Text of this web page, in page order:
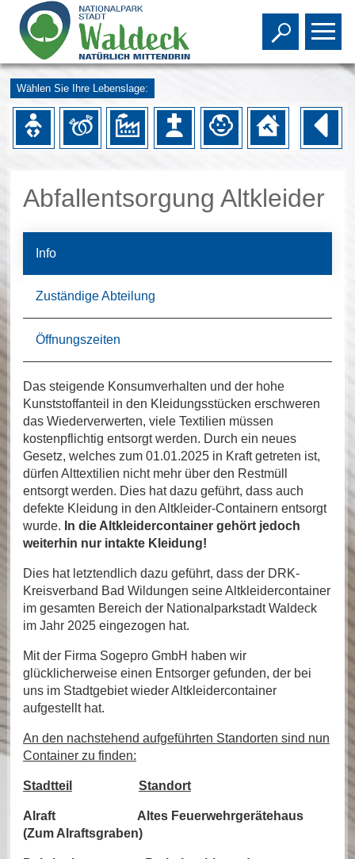
Toggle
Wählen Sie Ihre Lebenslage:
Abfallentsorgung Altkleider
Info
Zuständige Abteilung
Öffnungszeiten
Das steigende Konsumverhalten und der hohe
Kunststoffanteil in den Kleidungsstücken erschweren
das Wiederverwerten, viele Textilien müssen
kostenpflichtig entsorgt werden. Durch ein neues
Gesetz, welches zum 01.01.2025 in Kraft getreten ist,
dürfen Alttextilien nicht mehr über den Restmüll
entsorgt werden. Dies hat dazu geführt, dass auch
defekte Kleidung in den Altkleider-Containern entsorgt
wurde. In die Altkleidercontainer gehört jedoch
weiterhin nur intakte Kleidung!
Dies hat letztendlich dazu geführt, dass der DRK-
Kreisverband Bad Wildungen seine Altkleidercontainer
im gesamten Bereich der Nationalparkstadt Waldeck
im Jahr 2025 eingezogen hat.
Mit der Firma Sogepro GmbH haben wir
glücklicherweise einen Entsorger gefunden, der bei
uns im Stadtgebiet wieder Altkleidercontainer
aufgestellt hat.
An den nachstehend aufgeführten Standorten sind nun
Container zu finden:
Stadtteil Standort
Alraft Altes Feuerwehrgerätehaus
(Zum Alraftsgraben)